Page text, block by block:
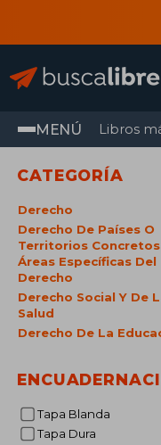
MENÚ Libros
CATEGORÍA
Derecho
Derecho De Países O
Territorios Concretos
Áreas Específicas Del
Derecho
Derecho Social Y De
Salud
Derecho De La
Tapa Blanda
Tapa Dura